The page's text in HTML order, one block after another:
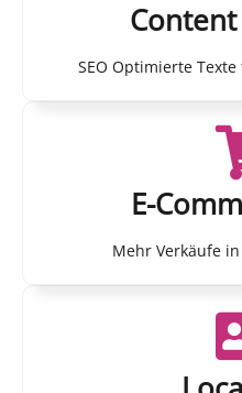
SEO Optimierte
E-
Mehr Verkäufe